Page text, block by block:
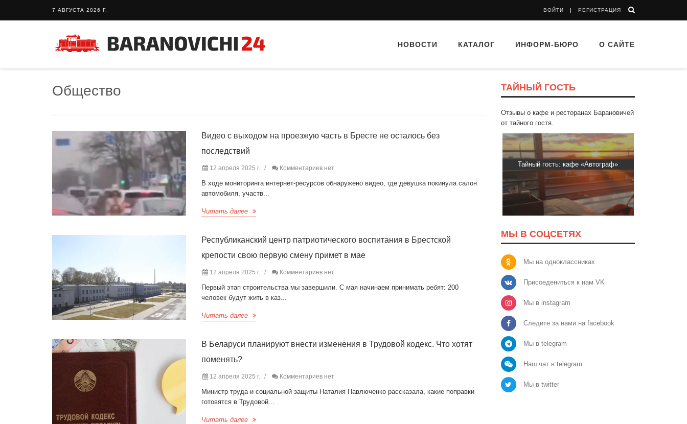
7 АВГУСТА 2026 Г. ВОЙТИ РЕГИСТРАЦИЯ
НОВОСТИ КАТАЛОГ ИНФОРМ-БЮРО О САЙТЕ
Общество
Видео с выходом на проезжую часть в Бресте не осталось без
последствий
12 апреля 2025 г. Комментариев нет
В ходе мониторинга интернет-ресурсов обнаружено видео, где девушка покинула салон
автомобиля, участв...
Читать далее
Республиканский центр патриотического воспитания в Брестской
крепости свою первую смену примет в мае
12 апреля 2025 г. Комментариев нет
Первый этап строительства мы завершили. С мая начинаем принимать ребят: 200
человек будут жить в каз...
Читать далее
В Беларуси планируют внести изменения в Трудовой кодекс. Что хотят
поменять?
12 апреля 2025 г. Комментариев нет
Министр труда и социальной защиты Наталия Павлюченко рассказала, какие поправки
готовятся в Трудовой...
Читать далее
ТАЙНЫЙ ГОСТЬ
Отзывы о кафе и ресторанах Барановичей
от тайного гостя.
Тайный гость: Кафе "Grand Buffet" Тайный гость: кафе «Автограф»
МЫ В СОЦСЕТЯХ
Мы на одноклассниках
Присоедениться к нам VK
Мы в instagram
Следите за нами на facebook
Мы в telegram
Наш чат в telegram
Мы в twitter